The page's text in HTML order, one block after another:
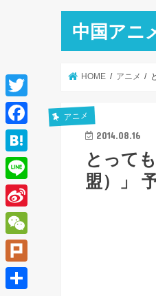
中国アニ
HOME アニメ
アニメ
2014.08.16
とって
盟）」
T
w
i
t
e
r
F
a
c
e
b
o
o
k
H
a
t
e
a
L
i
n
e
S
i
n
a
W
e
C
P